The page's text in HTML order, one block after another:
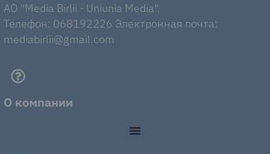
AO "Media Birlii - Uniunia Media".
Телефон: 068192226 Электронная почта:
mediabirlii@gmail.com
О компании